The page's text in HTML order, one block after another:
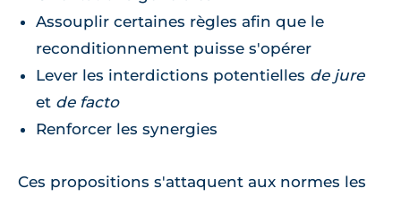
Assouplir certaines règles afin que le
reconditionnement puisse s'opérer
Lever les interdictions potentielles de jure
et de facto
Renforcer les synergies
Ces propositions s'attaquent aux normes les